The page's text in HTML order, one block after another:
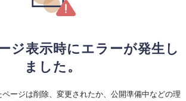
ジ表示時にエラーが発生し
ました。
ージは削除、変更されたか、公開準備中などの理